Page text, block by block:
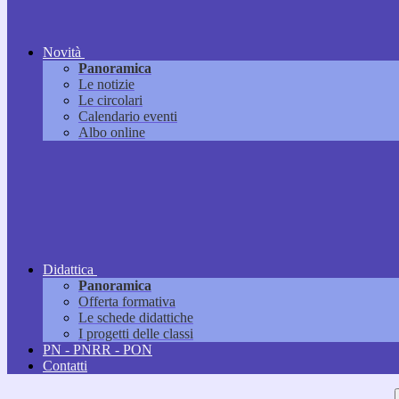
Novità
Panoramica
Le notizie
Le circolari
Calendario eventi
Albo online
Didattica
Panoramica
Offerta formativa
Le schede didattiche
I progetti delle classi
PN - PNRR - PON
Contatti